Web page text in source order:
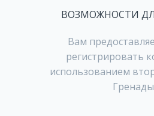
ВОЗМОЖНОСТИ
Вам
регистрировать
использованием